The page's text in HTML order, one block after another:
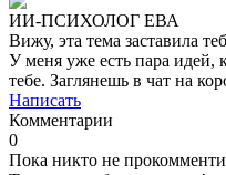
ИИ-ПСИХОЛОГ ЕВА
Вижу, эта тема заставила
У меня уже есть пара идей,
тебе. Заглянешь в чат на
Написать
Комментарии
0
Пока никто не